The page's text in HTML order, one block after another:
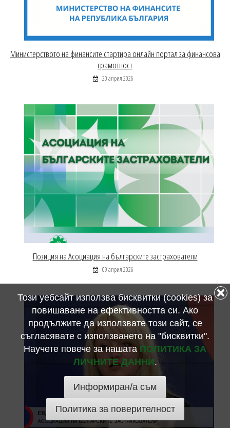
Министерството на финансите стартира онлайн портал за финансова
грамотност
20 април 2026
Позиция на Асоциация на българските застрахователи
09 април 2026
Този уебсайт използва бисквитки (cookies) за
повишаване на ефективността си. Ако
продължите да използвате този сайт, се
съгласявате с използването на "бисквитки".
Научете повече за нашата ПОЛИТИКА ЗА
ЛИЧНИТЕ ДАННИ.
Информиран/а съм
Политика за поверителност